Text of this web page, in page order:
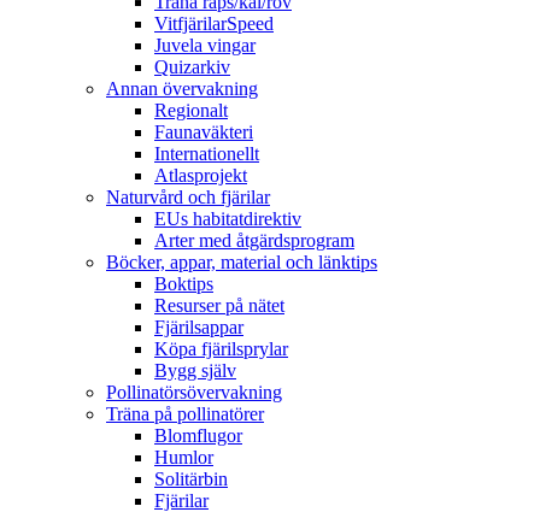
VitfjärilarSpeed
Juvela vingar
Quizarkiv
Annan övervakning
Regionalt
Faunaväkteri
Internationellt
Atlasprojekt
Naturvård och fjärilar
EUs habitatdirektiv
Arter med åtgärdsprogram
Böcker, appar, material och länktips
Boktips
Resurser på nätet
Fjärilsappar
Köpa fjärilsprylar
Bygg själv
Pollinatörsövervakning
Träna på pollinatörer
Blomflugor
Humlor
Solitärbin
Fjärilar